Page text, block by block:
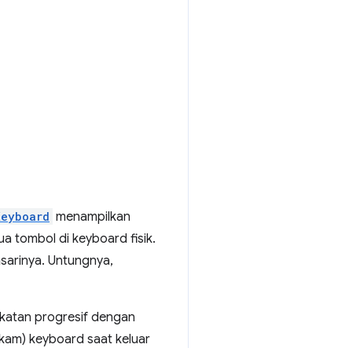
menampilkan
tombol di keyboard fisik.
Untungnya,
progresif dengan
keyboard saat keluar